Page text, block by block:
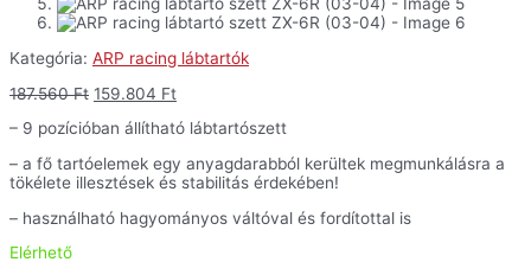
Kategória: ARP racing lábtartók
187.560Ft Original
was:
159.804 FtCurrent
is:
– 9 pozícióban állítható lábtartószett
– a fő tartóelemek egy anyagdarabból kerültek megmunkálásra a
tökélete illesztések és stabilitás érdekében!
– használható hagyományos váltóval és fordítottal is
Elérhető